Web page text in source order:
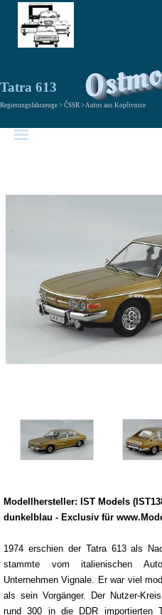
Tatra 613
Regierungsfahrzeuge > ČSSR > Autos aus Kopřivnice
Modellhersteller: IST Models
dunkelblau - Exclusiv für
1974 erschien der Tatra 613 als
stammte vom italienischen
Unternehmen Vignale. Er war viel
als sein Vorgänger. Der Nutzer-
rund 300 in die DDR importierten